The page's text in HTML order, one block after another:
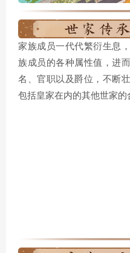
家族成员一代代繁衍生息
族成员的各种属性值，进
名、官职以及爵位，不断
包括皇家在内的其他世家的